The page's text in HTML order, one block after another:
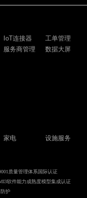
IoT连接器
工单管理
服务商管理
数据大屏
家电
设施服务
质量管理体系国际认证
软件能力成熟度模型集成认证
防护